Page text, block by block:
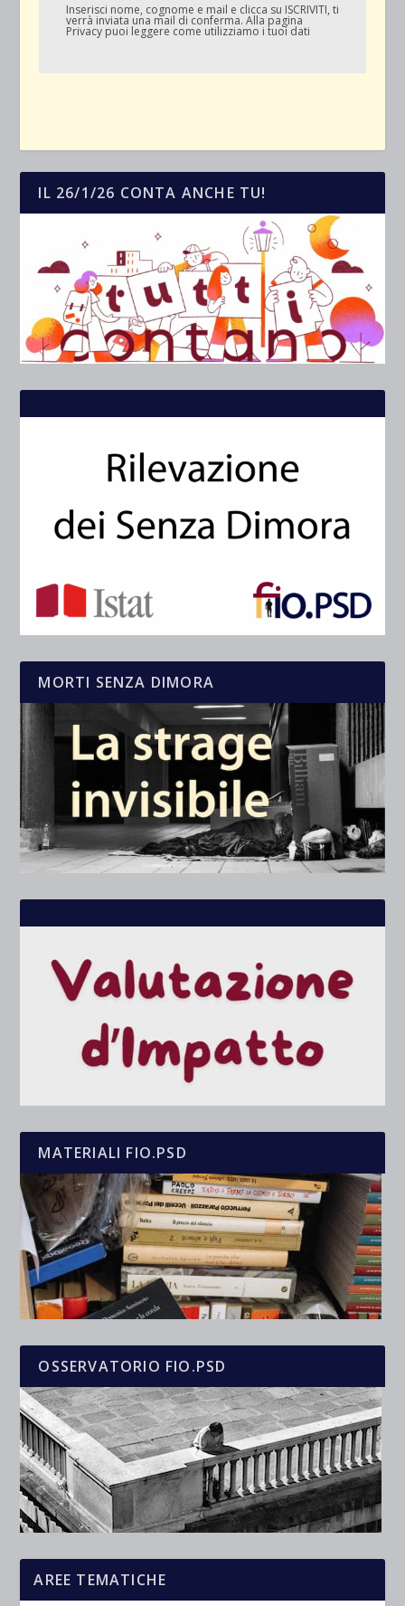
Inserisci nome, cognome e mail e clicca su ISCRIVITI, ti
verrà inviata una mail di conferma. Alla pagina
Privacypuoi leggere come utilizziamo i tuoi dati
IL 26/1/26 CONTA ANCHE TU!
MORTI SENZA DIMORA
MATERIALI FIO.PSD
OSSERVATORIO FIO.PSD
AREE TEMATICHE